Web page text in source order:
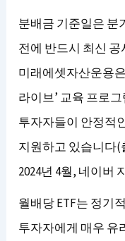
분배금 기준일은 분
전에 반드시 최신
미래에셋자산운용
라이브’ 교육 프로
투자자들이 안정적
지원하고 있습니다
2024년 4월, 네이버
월배당 ETF는 정기
투자자에게 매우 유